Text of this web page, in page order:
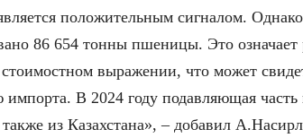
положительным сигналом. Однако
86 654 тонны пшеницы. Это означает
выражении, что может
В 2024 году подавляющая
из Казахстана», – добавил